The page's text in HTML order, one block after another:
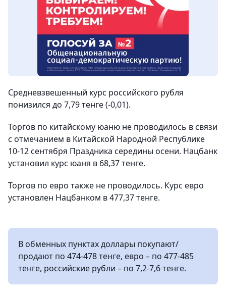
Средневзвешенный курс российского рубля
понизился до 7,79 тенге (-0,01).
Торгов по китайскому юаню не проводилось в связи
с отмечанием в Китайской Народной Республике
10-12 сентября Праздника середины осени. Нацбанк
установил курс юаня в 68,37 тенге.
Торгов по евро также не проводилось. Курс евро
установлен Нацбанком в 477,37 тенге.
В обменных пунктах доллары покупают/
продают по 474-478 тенге, евро – по 477-485
тенге, российские рубли – по 7,2-7,6 тенге.